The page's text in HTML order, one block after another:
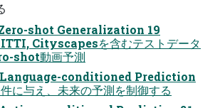
shot Generalization 19
Cityscapesを含むテストデータ
shot動画予測
conditioned Prediction
に与え、未来の予測を制御する